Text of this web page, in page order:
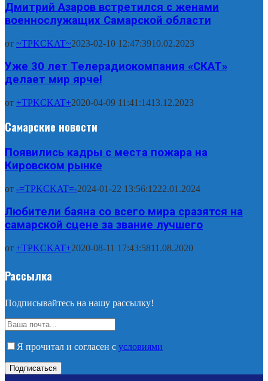
Дмитрий Азаров встретился с женами
военнослужащих Самарской области
от ~TPKCKAT~2023-02-10 12:47:3910.02.2023
Уже 30 лет Телерадиокомпания «СКАТ»
делает мир ярче!
от +TPKCKAT+2020-04-09 11:41:1413.12.2023
Самарские новости
Появились кадры с места пожара на
Кировском рынке
от -=TPKCKAT=-2024-01-22 13:56:1222.01.2024
Любители баяна со всего мира сразятся на
самарской сцене за звание лучшего
от +TPKCKAT+2020-08-11 17:43:5811.08.2020
Рассылка
Подписывайтесь на нашу рассылку!
Я прочитал и согласен с условиями